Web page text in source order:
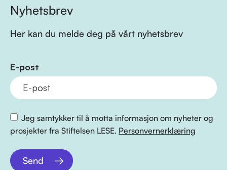
Nyhetsbrev
Her kan du melde deg på vårt nyhetsbrev
E-post
Jeg samtykker til å motta informasjon om nyheter og
prosjekter fra Stiftelsen LESE. Personvernerklæring
Send